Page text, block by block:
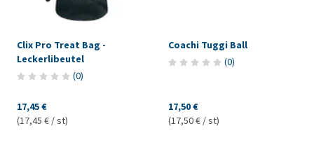
Clix Pro Treat Bag -
Leckerlibeutel
(0)
17,45 €
(17,45 € / st)
Coachi Tuggi Ball
(0)
17,50 €
(17,50 € / st)